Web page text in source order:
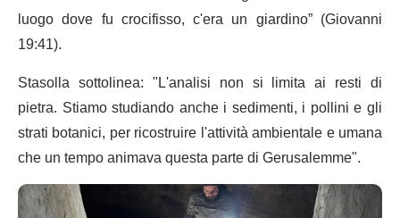
luogo dove fu crocifisso, c'era un giardino” (Giovanni
19:41).
Stasolla sottolinea: "L'analisi non si limita ai resti di
pietra. Stiamo studiando anche i sedimenti, i pollini e gli
strati botanici, per ricostruire l'attività ambientale e umana
che un tempo animava questa parte di Gerusalemme".